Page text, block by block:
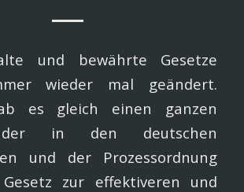
und bewährte Gesetze
wieder mal geändert.
es gleich einen ganzen
der in den deutschen
und der Prozessordnung
zur effektiveren und